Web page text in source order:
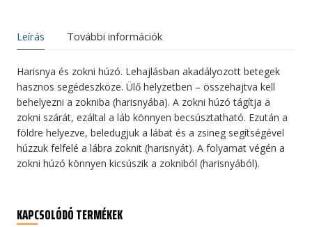
Leírás További információk
Harisnya és zokni húzó. Lehajlásban akadályozott betegek
hasznos segédeszköze. Ülő helyzetben – összehajtva kell
behelyezni a zokniba (harisnyába). A zokni húzó tágítja a
zokni szárát, ezáltal a láb könnyen becsúsztatható. Ezután a
földre helyezve, beledugjuk a lábat és a zsineg segítségével
húzzuk felfelé a lábra zoknit (harisnyát). A folyamat végén a
zokni húzó könnyen kicsúszik a zokniból (harisnyából).
KAPCSOLÓDÓ TERMÉKEK